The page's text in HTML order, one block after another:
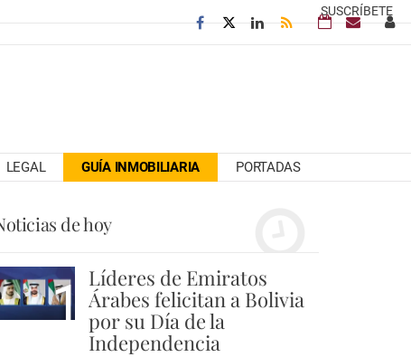
SUSCRÍBETE
LEGAL GUÍA INMOBILIARIA PORTADAS
de hoy
1 Líderes de Emiratos
Árabes felicitan a Bolivia
por su Día de la
Independencia